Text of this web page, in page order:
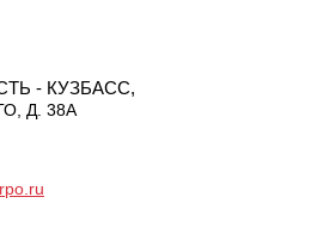
- КУЗБАСС,
Д. 38А